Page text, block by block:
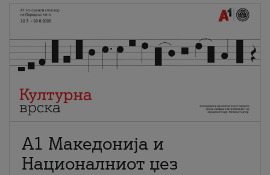
А1 Македонија и
Националниот џез